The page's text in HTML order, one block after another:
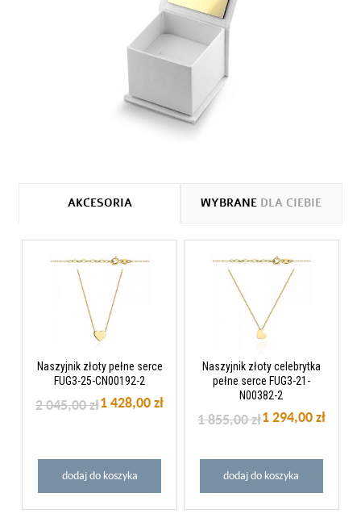
AKCESORIA WYBRANE DLA CIEBIE
Naszyjnik złoty pełne serce
FUG3-25-CN00192-2
1 428,00 zł
2 045,00 zł
dodaj do koszyka
Naszyjnik złoty celebrytka
pełne serce FUG3-21-
N00382-2
1 294,00 zł
1 855,00 zł
dodaj do koszyka